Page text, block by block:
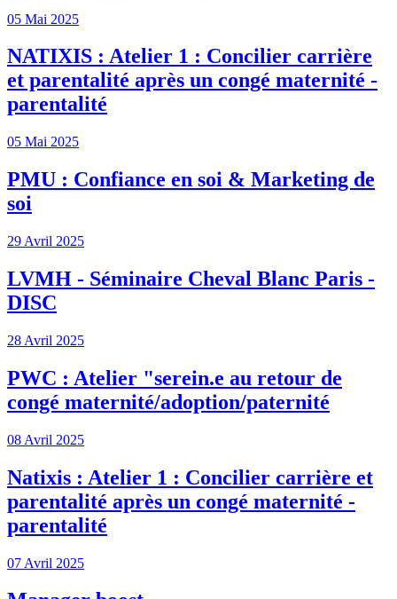
05 Mai 2025
NATIXIS : Atelier 1 : Concilier carrière
et parentalité après un congé maternité -
parentalité
05 Mai 2025
PMU : Confiance en soi & Marketing de
soi
29 Avril 2025
LVMH - Séminaire Cheval Blanc Paris -
DISC
28 Avril 2025
PWC : Atelier "serein.e au retour de
congé maternité/adoption/paternité
08 Avril 2025
Natixis : Atelier 1 : Concilier carrière et
parentalité après un congé maternité -
parentalité
07 Avril 2025